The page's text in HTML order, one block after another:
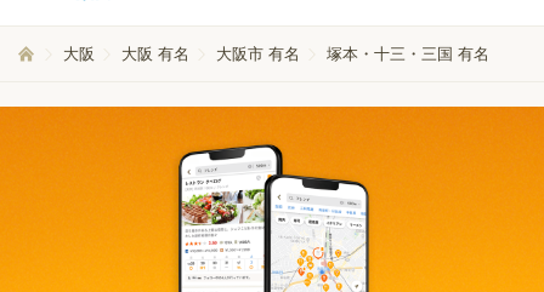
大阪 大阪 有名 大阪市 有名 塚本・十三・三国 有名